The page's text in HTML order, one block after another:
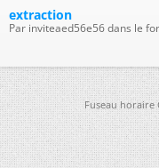
extraction
Par inviteaed56e56 dans le
Fuseau horaire